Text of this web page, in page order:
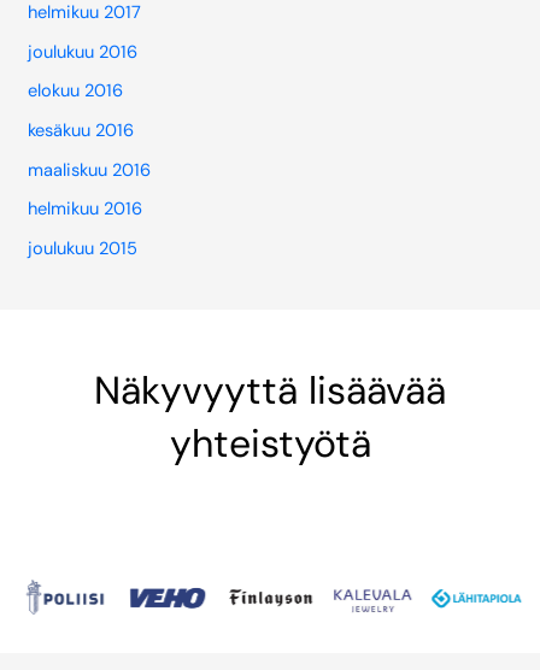
helmikuu 2017
joulukuu 2016
elokuu 2016
kesäkuu 2016
maaliskuu 2016
helmikuu 2016
joulukuu 2015
Näkyvyyttä lisäävää
yhteistyötä